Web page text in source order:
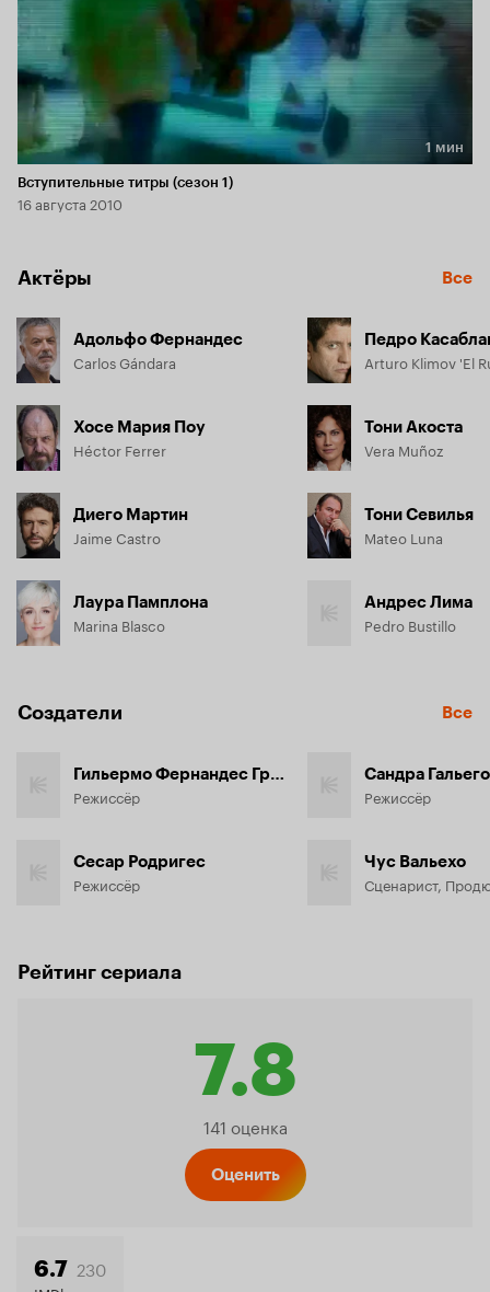
Длительность 1 мин
1 мин
Вступительные титры (сезон 1)
16 августа 2010
Актёры Все
Адольфо Фернандес
Carlos Gándara
Хосе Мария Поу
Héctor Ferrer
Диего Мартин
Jaime Castro
Лаура Памплона
Marina Blasco
Педро
Arturo Klimov 'El
Тони Акоста
Vera Muñoz
Тони Севилья
Mateo Luna
Андрес Лима
Pedro Bustillo
Создатели Все
Гильермо Фернандес Гройсард
Режиссёр
Сесар Родригес
Режиссёр
Сандра Гальего
Режиссёр
Чус Вальехо
Сценарист,
Рейтинг сериала
7.8
Рейтинг
141 оценка
Оценить
6.7 230